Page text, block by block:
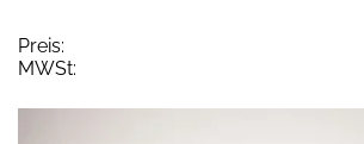
Preis:
MWSt: